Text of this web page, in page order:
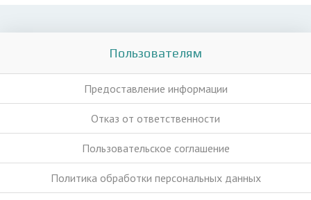
Пользователям
Предоставление информации
Отказ от ответственности
Пользовательское соглашение
Политика обработки персональных данных